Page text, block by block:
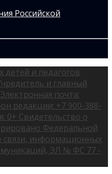
и педагогов
и главный
почта:
редакции: +7 900-388-
0+ Свидетельство о
Федеральной
связи, информационных
ЭЛ № ФС 77 -